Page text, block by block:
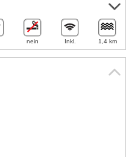
nein Inkl. 1,4 km